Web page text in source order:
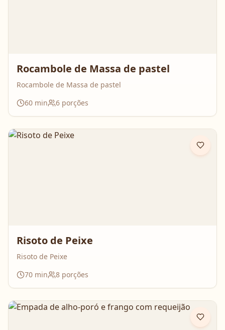
Rocambole de Massa de pastel
Rocambole de Massa de pastel
60 min 6 porções
Risoto de Peixe
Risoto de Peixe
70 min 8 porções